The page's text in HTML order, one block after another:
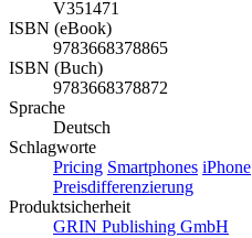
V351471
ISBN (eBook)
9783668378865
ISBN (Buch)
9783668378872
Sprache
Deutsch
Schlagworte
Pricing Smartphones iPhone
Preisdifferenzierung
Produktsicherheit
GRIN Publishing GmbH